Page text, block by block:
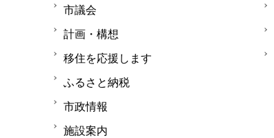
市議会
計画・構想
移住を応援します
ふるさと納税
市政情報
施設案内